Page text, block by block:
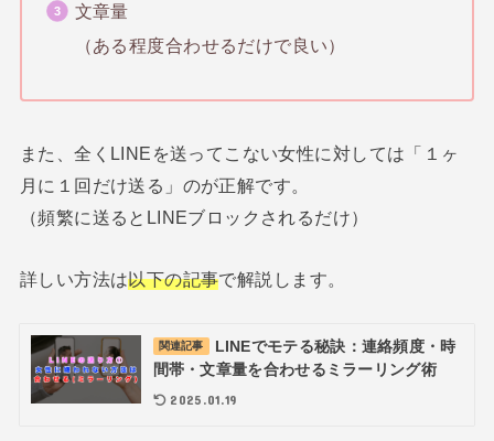
文章量
（ある程度合わせるだけで良い）
また、全くLINEを送ってこない女性に対しては「１ヶ
月に１回だけ送る」のが正解です。
（頻繁に送るとLINEブロックされるだけ）
詳しい方法は以下の記事で解説します。
関連記事
LINEでモテる秘訣：連絡頻度・時
間帯・文章量を合わせるミラーリング術
2025.01.19